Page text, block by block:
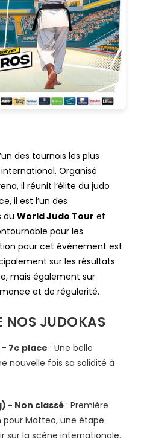
des tournois les plus
Organisé
il réunit l’élite du judo
il est l’un des
du World Judo Tour et
pour les
pour cet événement est
sur les résultats
mais également sur
et de régularité.
NOS JUDOKAS
7e place : Une belle
nouvelle fois sa solidité à
- Non classé : Première
pour Matteo, une étape
sur la scène internationale.